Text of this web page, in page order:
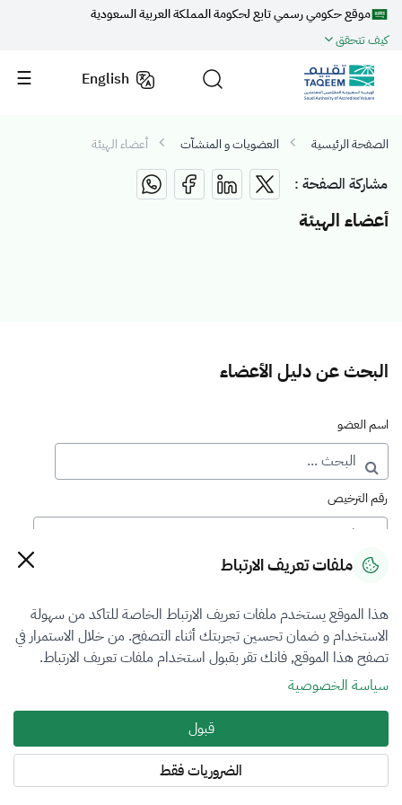
موقع حكومي رسمي تابع لحكومة المملكة العربية السعودية
كيف تتحقق
English
الصفحة الرئيسية العضويات و المنشآت أعضاء الهيئة
مشاركة الصفحة :
أعضاء الهيئة
البحث عن دليل الأعضاء
اسم العضو
رقم الترخيص
رقم العضوية
فرع التقييم
المعادن الثمينة والاحجار الكريمة
نوع العضوية
الكل
المنطقة
ملفات تعريف الارتباط
هذا الموقع يستخدم ملفات تعريف الارتباط الخاصة للتاكد من سهولة
الاستخدام و ضمان تحسين تجربتك أثناء التصفح. من خلال الاستمرار في
تصفح هذا الموقع, فانك تقر بقبول استخدام ملفات تعريف الارتباط.
سياسة الخصوصية
قبول
الضروريات فقط